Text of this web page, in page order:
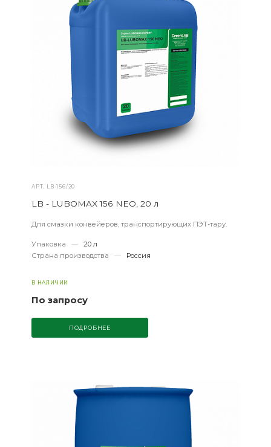
АРТ. LB-156/20
LB - LUBOMAX 156 NEO, 20 л
Для смазки конвейеров, транспортирующих ПЭТ-тару.
Упаковка —
20 л
Страна производства
— Россия
В НАЛИЧИИ
По запросу
ПОДРОБНЕЕ